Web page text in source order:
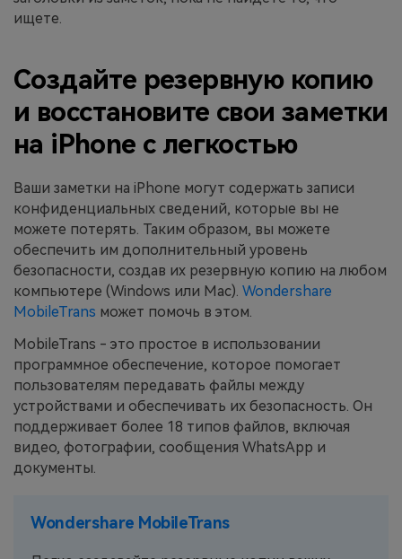
ищете.
Создайте резервную копию
и восстановите свои заметки
на iPhone с легкостью
Ваши заметки на iPhone могут содержать записи
конфиденциальных сведений, которые вы не
можете потерять. Таким образом, вы можете
обеспечить им дополнительный уровень
безопасности, создав их резервную копию на любом
компьютере (Windows или Mac). Wondershare
MobileTrans может помочь в этом.
MobileTrans - это простое в использовании
программное обеспечение, которое помогает
пользователям передавать файлы между
устройствами и обеспечивать их безопасность. Он
поддерживает более 18 типов файлов, включая
видео, фотографии, сообщения WhatsApp и
документы.
Wondershare MobileTrans